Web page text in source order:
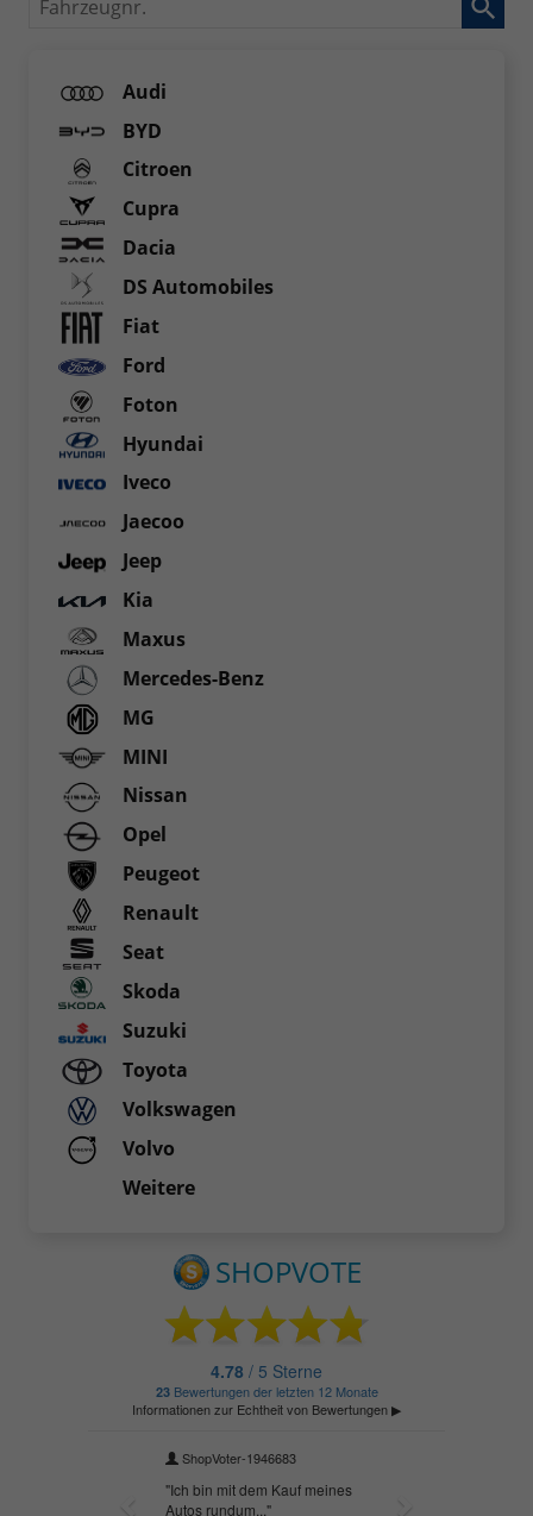
Audi
BYD
Citroen
Cupra
Dacia
DS Automobiles
Fiat
Ford
Foton
Hyundai
Iveco
Jaecoo
Jeep
Kia
Maxus
Mercedes-Benz
MG
MINI
Nissan
Opel
Peugeot
Renault
Seat
Skoda
Suzuki
Toyota
Volkswagen
Volvo
Weitere